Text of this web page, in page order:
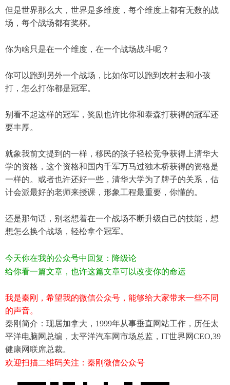
但是世界那么大，世界是多维度，每个维度上都有无数的战
场，每个战场都有奖杯。
你为啥只是在一个维度，在一个战场战斗呢？
你可以跑到另外一个战场，比如你可以跑到农村去和小孩
打，怎么打你都是冠军。
别看不起这样的冠军，奖励也许比你和泰森打获得的冠军还
要丰厚。
就象我前文提到的一样，移民的孩子轻松竞争获得上清华大
学的资格，这个资格和国内千军万马过独木桥获得的资格是
一样的。或者也许还好一些，清华大学为了牌子的关系，估
计会派最好的老师来授课，形象工程最重要，你懂的。
还是那句话，别老想着在一个战场不断升级自己的技能，想
想怎么换个战场，轻松拿个冠军。
今天你在我的公众号中回复：降级论
给你看一篇文章，也许这篇文章可以改变你的命运
我是秦刚，希望我的微信公众号，能够给大家带来一些不同
的声音。
秦刚简介：现居加拿大，1999年从事垂直网站工作，历任太
平洋电脑网总编，太平洋汽车网市场总监，IT世界网CEO,39
健康网联席总裁。
欢迎扫描二维码关注：秦刚微信公众号